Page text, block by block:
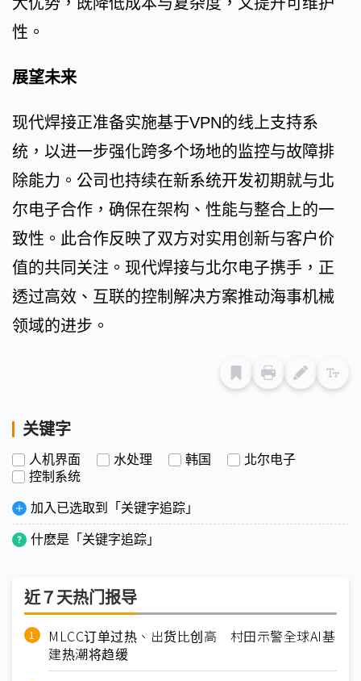
性。
展望未来
现代焊接正准备实施基于VPN的线上支持系
统，以进一步强化跨多个场地的监控与故障排
除能力。公司也持续在新系统开发初期就与北
尔电子合作，确保在架构、性能与整合上的一
致性。此合作反映了双方对实用创新与客户价
值的共同关注。现代焊接与北尔电子携手，正
透过高效、互联的控制解决方案推动海事机械
领域的进步。
关键字
人机界面 水处理 韩国
北尔电子
控制系统
加入已选取到「关键字追踪」
什麽是「关键字追踪」
近７天热门报导
MLCC订单过热、出货比创高 村田示警全球AI基
建热潮将趋缓